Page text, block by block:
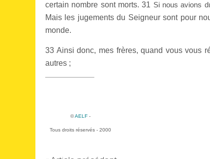
certain nombre sont morts.31 Si nous avions
Mais les jugements du Seigneur sont pour
monde.
33 Ainsi donc, mes frères, quand vous vous
autres ;
©AELF -
Tous droits réservés - 2000